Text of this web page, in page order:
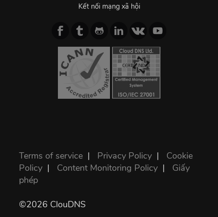
Kết nối mạng xã hội
Terms of service | Privacy Policy | Cookie
Policy | Content Monitoring Policy | Giấy
phép
©2026 ClouDNS